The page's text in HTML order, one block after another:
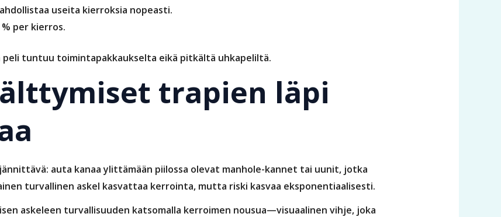
useita kierroksia nopeasti.
per kierros.
tuntuu toimintapakkaukselta eikä pitkältä uhkapeliltä.
trapien läpi
auta kanaa ylittämään piilossa olevat manhole-kannet tai uunit, jotka
turvallinen askel kasvattaa kerrointa, mutta riski kasvaa eksponentiaalisesti.
askeleen turvallisuuden katsomalla kerroimen nousua—visuaalinen vihje, joka